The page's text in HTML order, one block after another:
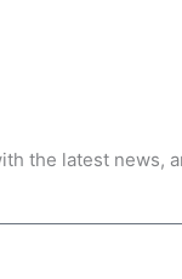
the latest news,